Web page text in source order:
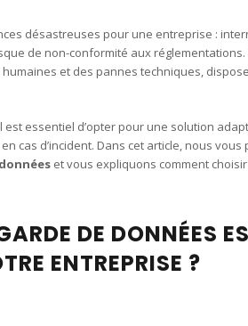
désastreuses pour une entreprise :
de non-conformité aux réglementations.
et des pannes techniques,
essentiel d’opter pour une solution
en cas d’incident. Dans cet article, nous
et vous expliquons comment
DE DONNÉES
ENTREPRISE ?